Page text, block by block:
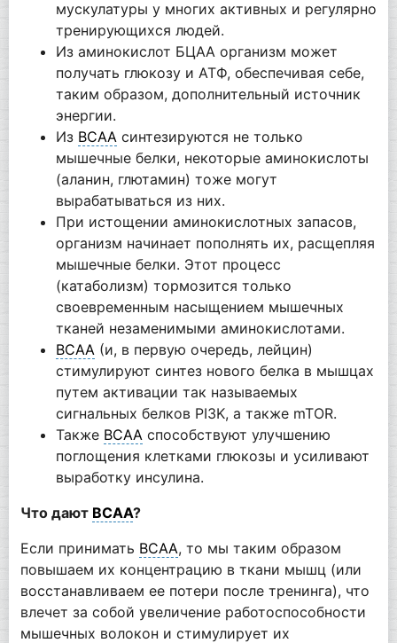
мускулатуры у многих активных и регулярно
тренирующихся людей.
Из аминокислот БЦАА организм может
получать глюкозу и АТФ, обеспечивая себе,
таким образом, дополнительный источник
энергии.
Из BCAA синтезируются не только
мышечные белки, некоторые аминокислоты
(аланин, глютамин) тоже могут
вырабатываться из них.
При истощении аминокислотных запасов,
организм начинает пополнять их, расщепляя
мышечные белки. Этот процесс
(катаболизм) тормозится только
своевременным насыщением мышечных
тканей незаменимыми аминокислотами.
BCAA (и, в первую очередь, лейцин)
стимулируют синтез нового белка в мышцах
путем активации так называемых
сигнальных белков PI3K, а также mTOR.
Также BCAA способствуют улучшению
поглощения клетками глюкозы и усиливают
выработку инсулина.
Что дают BCAA?
Если принимать BCAA, то мы таким образом
повышаем их концентрацию в ткани мышц (или
восстанавливаем ее потери после тренинга), что
влечет за собой увеличение работоспособности
мышечных волокон и стимулирует их